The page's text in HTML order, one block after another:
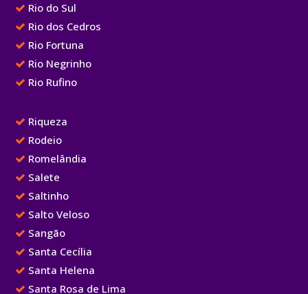
Rio do Sul
Rio dos Cedros
Rio Fortuna
Rio Negrinho
Rio Rufino
Riqueza
Rodeio
Romelândia
Salete
Saltinho
Salto Veloso
Sangão
Santa Cecília
Santa Helena
Santa Rosa de Lima